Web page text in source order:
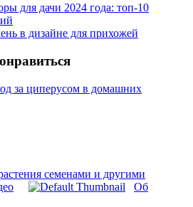
для дачи 2024 года: топ-10
в дизайне для прихожей
за циперусом в домашних
семенами и другими
Об